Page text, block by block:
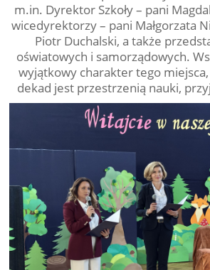
m.in. Dyrektor Szkoły – pani
wicedyrektorzy – pani Małgorzata
Piotr Duchalski, a także
oświatowych i samorządowych.
wyjątkowy charakter tego
dekad jest przestrzenią nauki,